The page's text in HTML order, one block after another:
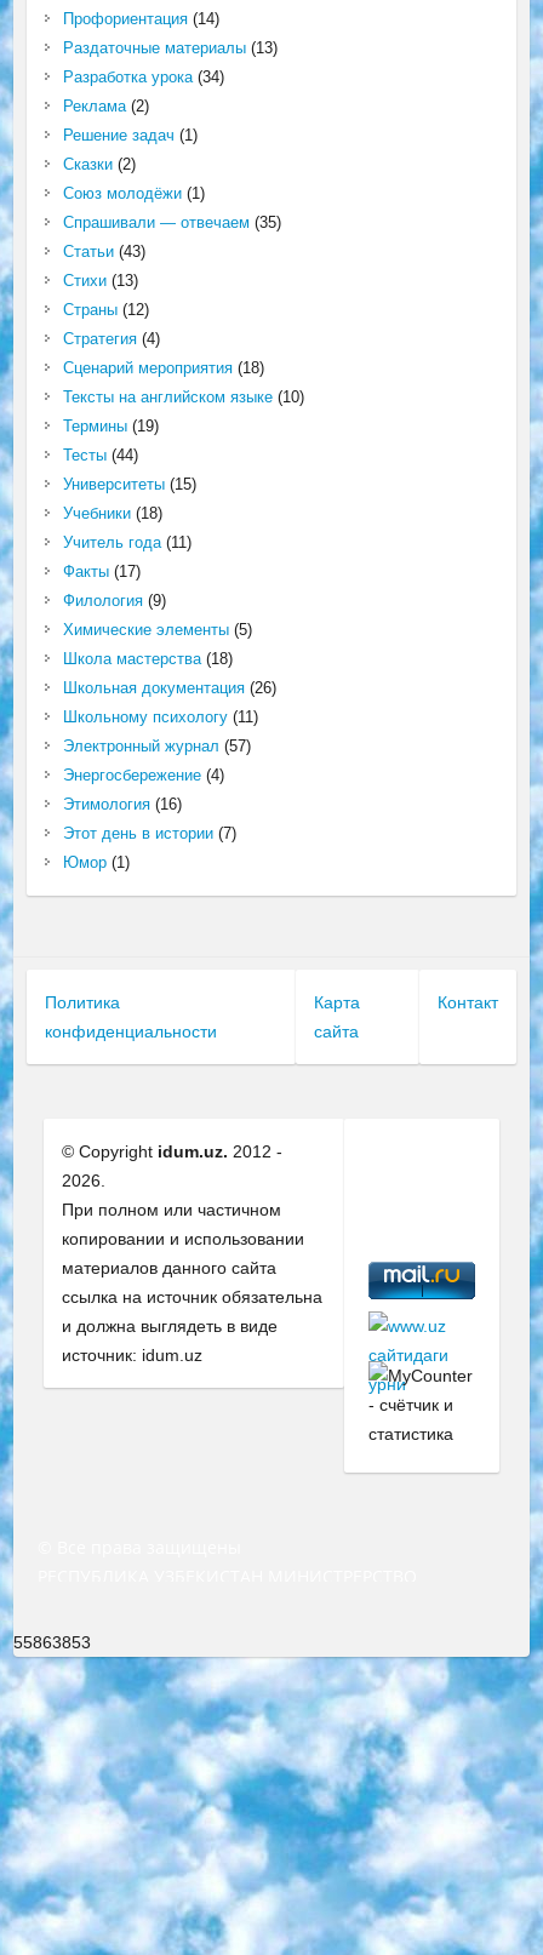
Профориентация(14)
Раздаточные материалы(13)
Разработка урока(34)
Реклама(2)
Решение задач (1)
Сказки(2)
Союз молодёжи(1)
Спрашивали — отвечаем (35)
Статьи(43)
Стихи(13)
Страны(12)
Стратегия(4)
Сценарий мероприятия(18)
Тексты на английском языке(10)
Термины(19)
Тесты(44)
Университеты(15)
Учебники(18)
Учитель года(11)
Факты(17)
Филология(9)
Химические элементы(5)
Школа мастерства(18)
Школьная документация(26)
Школьному психологу(11)
Электронный журнал (57)
Энергосбережение(4)
Этимология(16)
Этот день в истории(7)
Юмор(1)
Политика
конфиденциальности
Карта
сайта
Контакт
© Copyright idum.uz. 2012 -
2026.
При полном или частичном
копировании и использовании
материалов данного сайта
ссылка на источник обязательна
и должна выглядеть в виде
источник: idum.uz
55863853